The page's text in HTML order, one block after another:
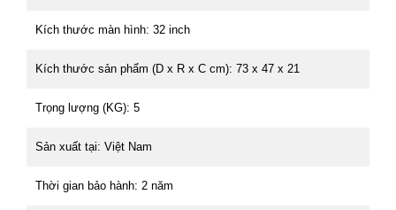
Kích thước màn hình: 32 inch
Kích thước sản phẩm (D x R x C cm): 73 x 47 x 21
Trọng lượng (KG): 5
Sản xuất tại: Việt Nam
Thời gian bảo hành: 2 năm